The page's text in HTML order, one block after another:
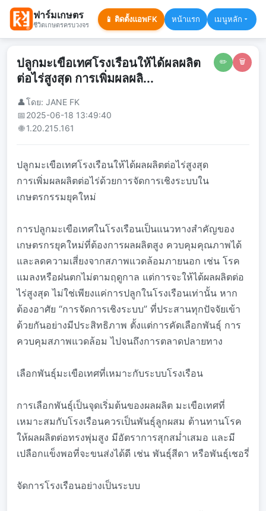
ฟาร์มเกษตร
ชีวิตเกษตรครบวงจร
📱 ติดตั้งแอพFK หน้าแรก เมนูหลัก
✏️ 🗑️
ปลูกมะเขือเทศโรงเรือนให้ได้ผลผลิต
ต่อไร่สูงสุด การเพิ่มผลผลิ...
👤โดย: JANE FK
📅2025-06-18 13:49:40
🌐 1.20.215.161
ปลูกมะเขือเทศโรงเรือนให้ได้ผลผลิตต่อไร่สูงสุด
การเพิ่มผลผลิตต่อไร่ด้วยการจัดการเชิงระบบใน
เกษตรกรรมยุคใหม่
การปลูกมะเขือเทศในโรงเรือนเป็นแนวทางสำคัญของ
เกษตรกรยุคใหม่ที่ต้องการผลผลิตสูง ควบคุมคุณภาพได้
และลดความเสี่ยงจากสภาพแวดล้อมภายนอก เช่น โรค
แมลงหรือฝนตกไม่ตามฤดูกาล แต่การจะให้ได้ผลผลิตต่อ
ไร่สูงสุด ไม่ใช่เพียงแค่การปลูกในโรงเรือนเท่านั้น หาก
ต้องอาศัย “การจัดการเชิงระบบ” ที่ประสานทุกปัจจัยเข้า
ด้วยกันอย่างมีประสิทธิภาพ ตั้งแต่การคัดเลือกพันธุ์ การ
ควบคุมสภาพแวดล้อม ไปจนถึงการตลาดปลายทาง
เลือกพันธุ์มะเขือเทศที่เหมาะกับระบบโรงเรือน
การเลือกพันธุ์เป็นจุดเริ่มต้นของผลผลิต มะเขือเทศที่
เหมาะสมกับโรงเรือนควรเป็นพันธุ์ลูกผสม ต้านทานโรค
ให้ผลผลิตต่อทรงพุ่มสูง มีอัตราการสุกสม่ำเสมอ และมี
เปลือกแข็งพอที่จะขนส่งได้ดี เช่น พันธุ์สีดา หรือพันธุ์เชอรี่
จัดการโรงเรือนอย่างเป็นระบบ